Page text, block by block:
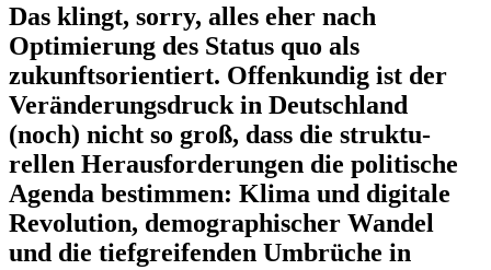
Das klingt, sorry, alles eher nach
Optimierung des Status quo als
zukunfts­ori­en­tiert. Offen­kundig ist der
Verän­de­rungs­druck in Deutschland
(noch) nicht so groß, dass die struk­tu­
rellen Heraus­for­de­rungen die politische
Agenda bestimmen: Klima und digitale
Revolution, demogra­phi­scher Wandel
und die tiefgrei­fenden Umbrüche in